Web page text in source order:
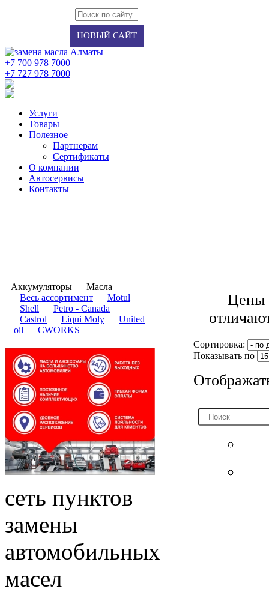
НОВЫЙ САЙТ
+7 700 978 7000
‭+7 727 978 7000‬
Услуги
Товары
Полезное
Партнерам
Сертификаты
О компании
Автосервисы
Контакты
Аккумуляторы
Масла
​Весь ассортимент
Motul
Shell
Petro - Canada
Castrol
Liqui Moly
United
oil
CWORKS
Цены
Сортировка:
Показывать по
сеть пунктов
замены
автомобильных
масел